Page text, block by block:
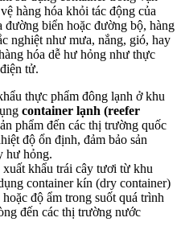
hàng hóa khỏi tác động của
biển hoặc đường bộ, hàng
nghiệt như mưa, nắng, gió, hay
hóa dễ hư hỏng như thực
tử.
thực phẩm đông lạnh ở khu
container lạnh (reefer
phẩm đến các thị trường quốc
độ ổn định, đảm bảo sản
hư hỏng.
khẩu trái cây tươi từ khu
container kín (dry container)
độ ẩm trong suốt quá trình
đến các thị trường nước